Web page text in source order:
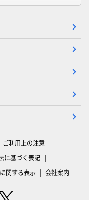
ご利用上の注意
に基づく表記
関する表示 会社案内